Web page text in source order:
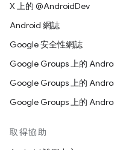
X 上的 @AndroidDev
Android 網誌
Google 安全性網誌
Google Groups 上的
Google Groups 上的
Google Groups 上的
取得協助